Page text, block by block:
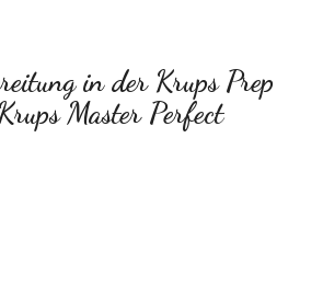
in der Krups Prep
Master Perfect